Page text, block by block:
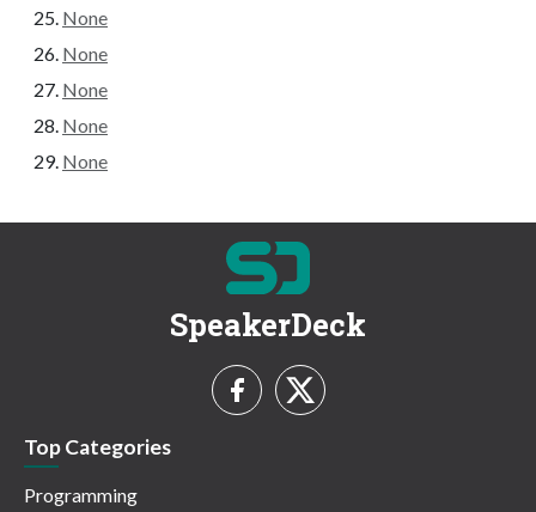
None
None
None
None
None
SpeakerDeck
Top Categories
Programming